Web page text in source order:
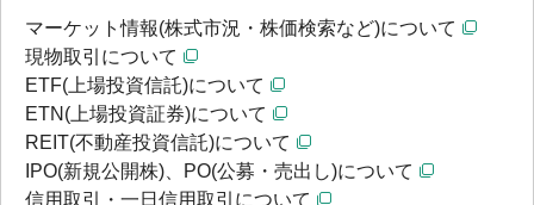
マーケット情報(株式市況・株価検索など)について
現物取引について
ETF(上場投資信託)について
ETN(上場投資証券)について
REIT(不動産投資信託)について
IPO(新規公開株)、PO(公募・売出し)について
信用取引・一日信用取引について